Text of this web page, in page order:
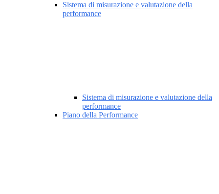
Sistema di misurazione e valutazione della
performance
Sistema di misurazione e valutazione della
performance
Piano della Performance